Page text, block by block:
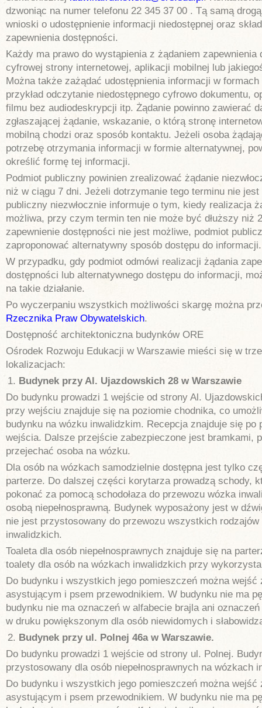
dzwoniąc na numer telefonu 22 345 37 00 . Tą samą
wnioski o udostępnienie informacji niedostępnej oraz
zapewnienia dostępności.
Każdy ma prawo do wystąpienia z żądaniem zapewnienia
cyfrowej strony internetowej, aplikacji mobilnej lub
Można także zażądać udostępnienia informacji w
przykład odczytanie niedostępnego cyfrowo dokumentu,
filmu bez audiodeskrypcji itp. Żądanie powinno zawierać
zgłaszającej żądanie, wskazanie, o którą stronę
mobilną chodzi oraz sposób kontaktu. Jeżeli osoba
potrzebę otrzymania informacji w formie alternatywnej,
określić formę tej informacji.
Podmiot publiczny powinien zrealizować żądanie
niż w ciągu 7 dni. Jeżeli dotrzymanie tego terminu nie
publiczny niezwłocznie informuje o tym, kiedy realizacja
możliwa, przy czym termin ten nie może być dłuższy niż
zapewnienie dostępności nie jest możliwe, podmiot
zaproponować alternatywny sposób dostępu do informacji.
W przypadku, gdy podmiot odmówi realizacji żądania
dostępności lub alternatywnego dostępu do informacji,
na takie działanie.
Po wyczerpaniu wszystkich możliwości skargę można
Rzecznika Praw Obywatelskich.
Dostępność architektoniczna budynków ORE
Ośrodek Rozwoju Edukacji w Warszawie mieści się w
lokalizacjach:
Budynek przy Al. Ujazdowskich 28 w Warszawie
Do budynku prowadzi 1 wejście od strony Al.
przy wejściu znajduje się na poziomie chodnika, co
budynku na wózku inwalidzkim. Recepcja znajduje się po
wejścia. Dalsze przejście zabezpieczone jest bramkami,
przejechać osoba na wózku.
Dla osób na wózkach samodzielnie dostępna jest tylko
parterze. Do dalszej części korytarza prowadzą schody,
pokonać za pomocą schodołaza do przewozu wózka
osobą niepełnosprawną. Budynek wyposażony jest w
nie jest przystosowany do przewozu wszystkich rodzajów
inwalidzkich.
Toaleta dla osób niepełnosprawnych znajduje się na
toalety dla osób na wózkach inwalidzkich przy
Do budynku i wszystkich jego pomieszczeń można wejść
asystującym i psem przewodnikiem. W budynku nie ma
budynku nie ma oznaczeń w alfabecie brajla ani
w druku powiększonym dla osób niewidomych i
Budynek przy ul. Polnej 46a w Warszawie.
Do budynku prowadzi 1 wejście od strony ul. Polnej.
przystosowany dla osób niepełnosprawnych na wózkach
Do budynku i wszystkich jego pomieszczeń można wejść
asystującym i psem przewodnikiem. W budynku nie ma